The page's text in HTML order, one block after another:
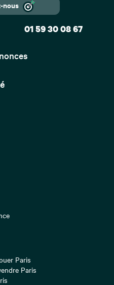
Paris
Paris
nous
01 59 30 08 67